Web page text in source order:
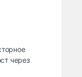
через